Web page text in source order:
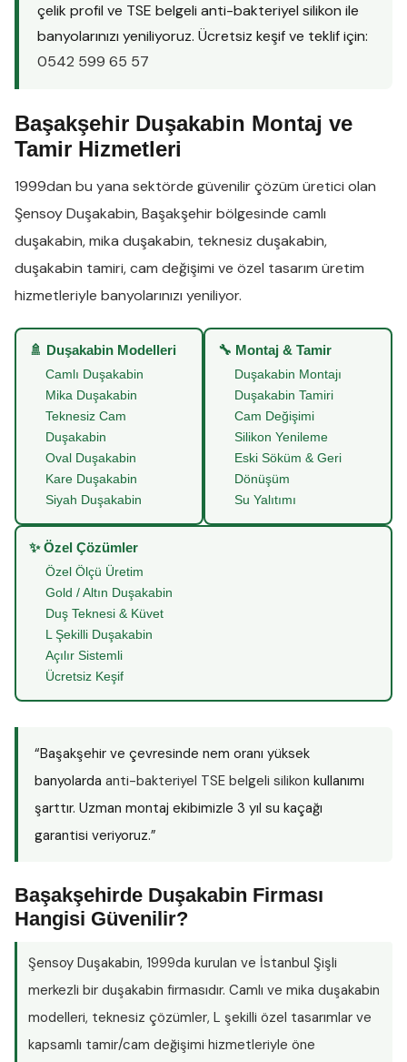
çelik profil ve TSE belgeli anti-bakteriyel silikon ile
banyolarınızı yeniliyoruz. Ücretsiz keşif ve teklif için:
0542 599 65 57
Başakşehir Duşakabin Montaj ve
Tamir Hizmetleri
1999dan bu yana sektörde güvenilir çözüm üretici olan
Şensoy Duşakabin,Başakşehirbölgesinde camlı
duşakabin,mika duşakabin, teknesiz duşakabin,
duşakabin tamiri,cam değişimi ve özel tasarım üretim
hizmetleriyle banyolarınızı yeniliyor.
🚿 Duşakabin Modelleri
Camlı Duşakabin
Mika Duşakabin
Teknesiz Cam
Duşakabin
Oval Duşakabin
Kare Duşakabin
Siyah Duşakabin
🔧 Montaj & Tamir
Duşakabin Montajı
Duşakabin Tamiri
Cam Değişimi
Silikon Yenileme
Eski Söküm & Geri
Dönüşüm
Su Yalıtımı
✨ Özel Çözümler
Özel Ölçü Üretim
Gold / Altın Duşakabin
Duş Teknesi & Küvet
L Şekilli Duşakabin
Açılır Sistemli
Ücretsiz Keşif
“Başakşehir ve çevresinde nem oranı yüksek
banyolarda anti-bakteriyel TSE belgeli silikon kullanımı
şarttır. Uzman montaj ekibimizle 3 yıl su kaçağı
garantisi veriyoruz.”
Başakşehirde Duşakabin Firması
Hangisi Güvenilir?
Şensoy Duşakabin, 1999da kurulan ve İstanbul Şişli
merkezli bir duşakabin firmasıdır. Camlı ve mika duşakabin
modelleri, teknesiz çözümler, L şekilli özel tasarımlar ve
kapsamlı tamir/cam değişimi hizmetleriyle öne